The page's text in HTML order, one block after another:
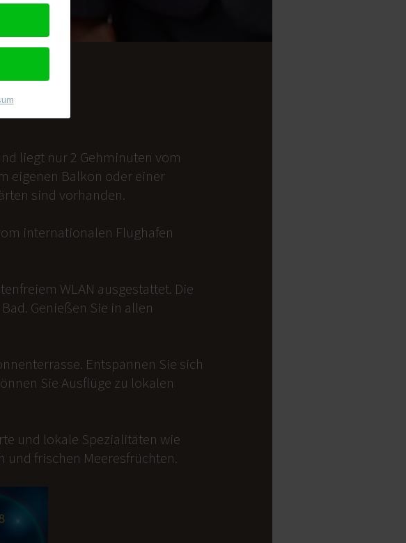
liegt nur 2 Gehminuten vom
eigenen Balkon oder einer
sind vorhanden.
internationalen Flughafen
WLAN ausgestattet. Die
Genießen Sie in allen
Entspannen Sie sich
Sie Ausflüge zu lokalen
und lokale Spezialitäten wie
und frischen Meeresfrüchten.